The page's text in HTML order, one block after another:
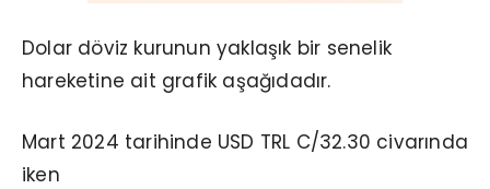
Dolar döviz kurunun yaklaşık bir senelik
hareketine ait grafik aşağıdadır.
Mart 2024 tarihinde USD TRL C/32.30 civarında
iken